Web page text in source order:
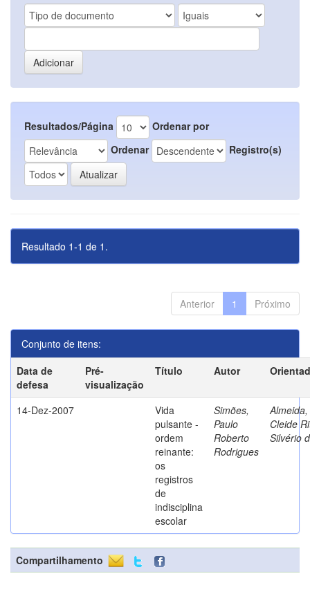
Resultados/Página
Ordenar por
Ordenar
Registro(s)
Resultado 1-1 de 1.
Anterior 1 Próximo
Conjunto de itens:
Data de
defesa
Pré-
visualização
Título Autor
14-Dez-2007
Vida
pulsante -
ordem
reinante:
os
registros
de
indisciplina
escolar
Simões,
Paulo
Roberto
Rodrigues
Almeida,
Cleide
Silvério
Compartilhamento